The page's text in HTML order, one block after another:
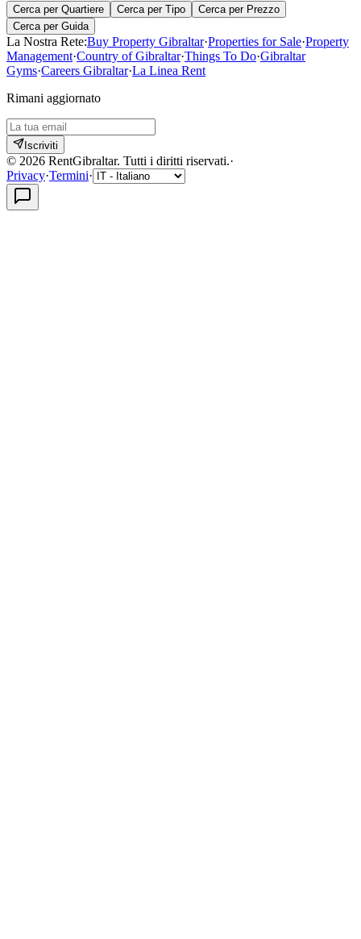
Cerca per Quartiere Cerca per Tipo
Cerca per Prezzo
Cerca per Guida
La Nostra Rete:Buy Property Gibraltar·Properties for Sale·Property
Management·Country of Gibraltar·Things To Do·Gibraltar
Gyms·Careers Gibraltar·La Linea Rent
Rimani aggiornato
Iscriviti
© 2026 RentGibraltar. Tutti i diritti riservati.·
Privacy·Termini·